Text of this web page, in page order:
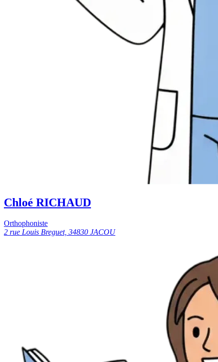
Chloé RICHAUD
Orthophoniste
2 rue Louis Breguet, 34830 JACOU